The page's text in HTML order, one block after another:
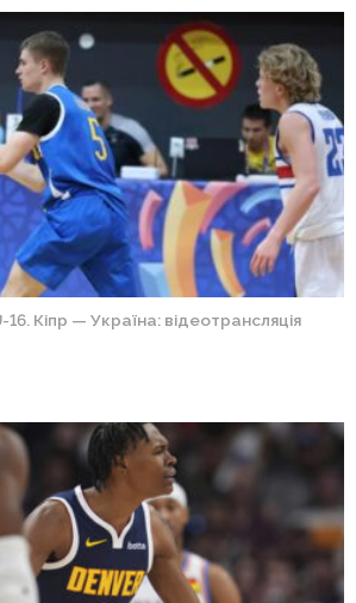
Кіпр — Україна: відеотрансляція